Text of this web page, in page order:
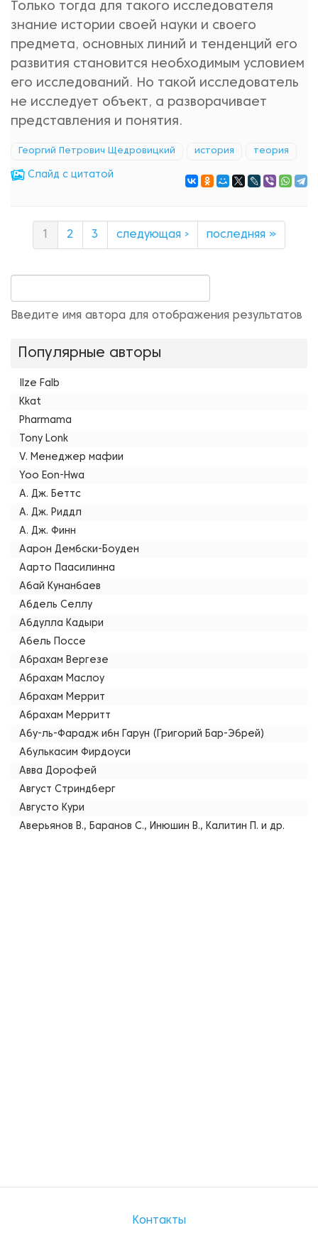
Только тогда для такого исследователя
знание истории своей науки и своего
предмета, основных линий и тенденций его
развития становится необходимым условием
его исследований. Но такой исследователь
не исследует объект, а разворачивает
представления и понятия.
Георгий Петрович Щедровицкий история теория
Cлайд с цитатой
2 3 следующая › последняя »
Введите имя автора для отображения результатов
Популярные авторы
Ilze Falb
Kkat
Pharmama
Tony Lonk
V. Менеджер мафии
Yoo Eon-Hwa
А. Дж. Беттс
А. Дж. Риддл
А. Дж. Финн
Аарон Дембски-Боуден
Аарто Паасилинна
Абай Кунанбаев
Абдель Селлу
Абдулла Кадыри
Абель Поссе
Абрахам Вергезе
Абрахам Маслоу
Абрахам Меррит
Абрахам Мерритт
Абу-ль-Фарадж ибн Гарун (Григорий Бар-Эбрей)
Абулькасим Фирдоуси
Авва Дорофей
Август Стриндберг
Августо Кури
Аверьянов В., Баранов С., Инюшин В., Калитин П. и др.
Контакты